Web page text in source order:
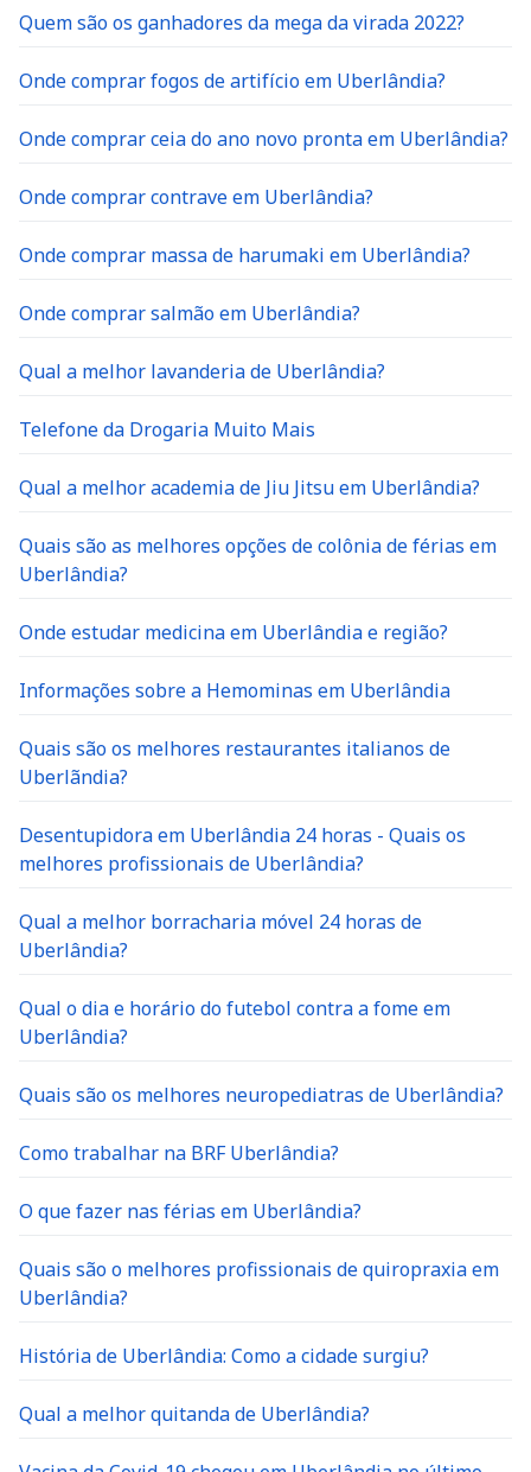
Quem são os ganhadores da mega da virada 2022?
Onde comprar fogos de artifício em Uberlândia?
Onde comprar ceia do ano novo pronta em Uberlândia?
Onde comprar contrave em Uberlândia?
Onde comprar massa de harumaki em Uberlândia?
Onde comprar salmão em Uberlândia?
Qual a melhor lavanderia de Uberlândia?
Telefone da Drogaria Muito Mais
Qual a melhor academia de Jiu Jitsu em Uberlândia?
Quais são as melhores opções de colônia de férias em
Uberlândia?
Onde estudar medicina em Uberlândia e região?
Informações sobre a Hemominas em Uberlândia
Quais são os melhores restaurantes italianos de
Uberlãndia?
Desentupidora em Uberlândia 24 horas - Quais os
melhores profissionais de Uberlândia?
Qual a melhor borracharia móvel 24 horas de
Uberlândia?
Qual o dia e horário do futebol contra a fome em
Uberlândia?
Quais são os melhores neuropediatras de Uberlândia?
Como trabalhar na BRF Uberlândia?
O que fazer nas férias em Uberlândia?
Quais são o melhores profissionais de quiropraxia em
Uberlândia?
História de Uberlândia: Como a cidade surgiu?
Qual a melhor quitanda de Uberlândia?